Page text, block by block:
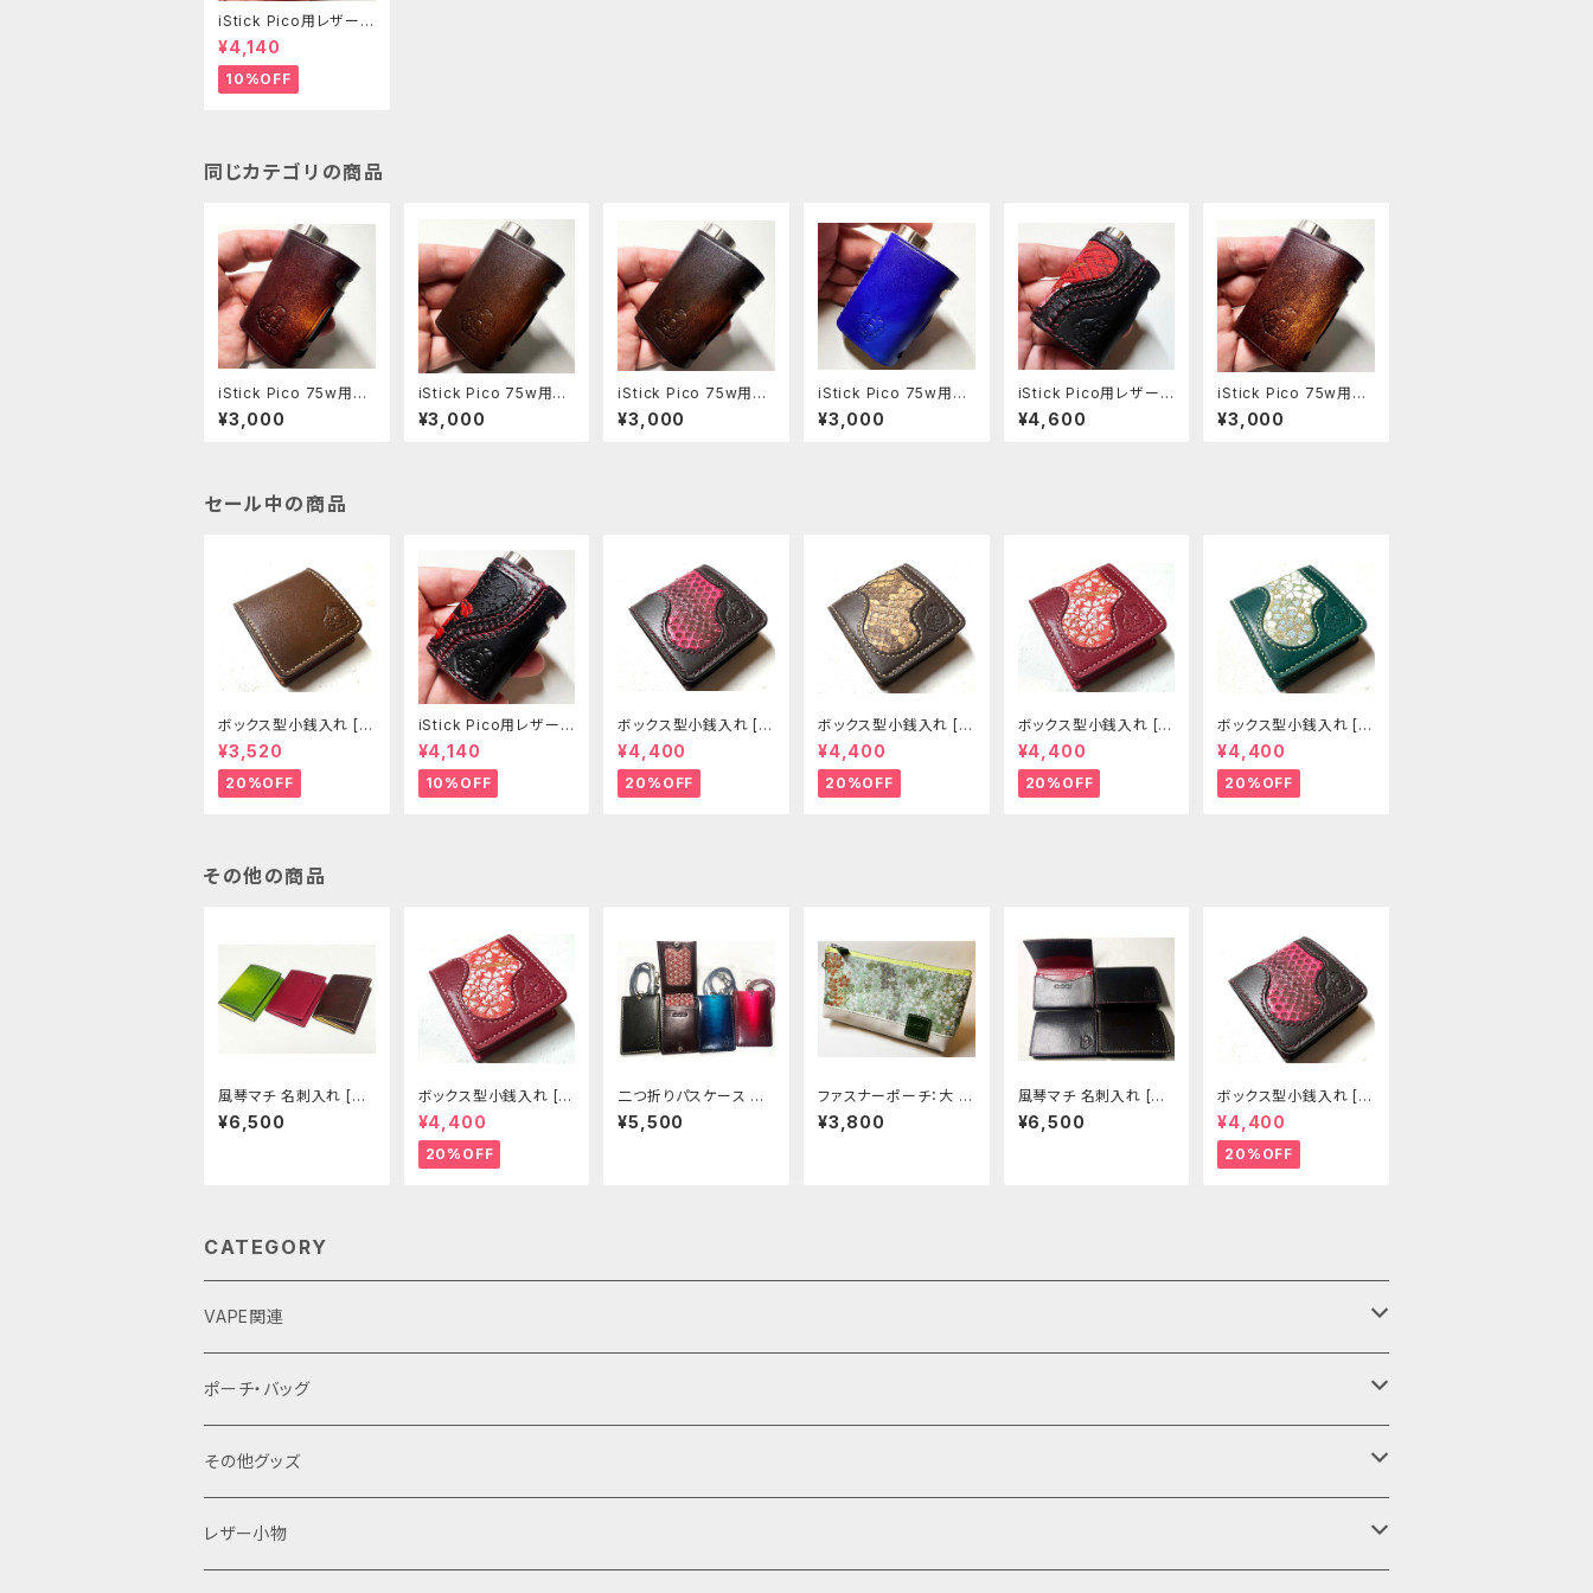
iStick Pico用レザース
リーブ [381-pc]
¥4,140
10%OFF
同じカテゴリの商品
iStick Pico 75w用レ
ザースリーブ [408-p
c]
¥3,000
iStick Pico 75w用レ
ザースリーブ [406-p
c]
¥3,000
iStick Pico 75w用レ
ザースリーブ [405-p
c]
¥3,000
iStick Pico 75w用レ
ザースリーブ [313-p
c]
¥3,000
iStick Pico用レザース
リーブ [379-pc]
¥4,600
iStick Pico 75w用レ
ザースリーブ [407-p
c]
¥3,000
セール中の商品
ボックス型小銭入れ [2
98-CP]
¥3,520
20%OFF
iStick Pico用レザース
リーブ [381-pc]
¥4,140
10%OFF
ボックス型小銭入れ [2
99-CP]
¥4,400
20%OFF
ボックス型小銭入れ [3
00-CP]
¥4,400
20%OFF
ボックス型小銭入れ [3
01-CP]
¥4,400
20%OFF
ボックス型小銭入れ [3
03-CP]
¥4,400
20%OFF
その他の商品
風琴マチ 名刺入れ [41
0,420-421]
¥6,500
ボックス型小銭入れ [3
01-CP]
¥4,400
20%OFF
二つ折りパスケース 全5
色 [443-447]
¥5,500
ファスナーポーチ：大 [3
38-pt]
¥3,800
風琴マチ 名刺入れ [42
2-425]
¥6,500
ボックス型小銭入れ [2
99-CP]
¥4,400
20%OFF
CATEGORY
VAPE関連
バッテリーケース
18650用
18350用
VAPEデバイス用スリーブ・ケース
iStick Pico 75w
ポーチ・バッグ
ファスナーポーチ
L字ファスナーポーチ
巾着バッグ
その他グッズ
Tシャツ
レザー小物